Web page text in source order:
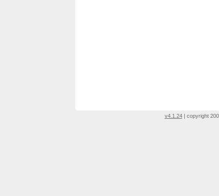
v4.1.24| copyright